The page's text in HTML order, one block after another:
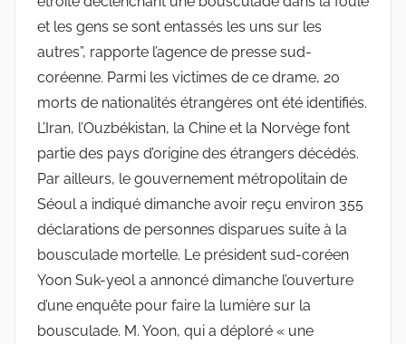
et les gens se sont entassés les uns sur les
autres”, rapporte l’agence de presse sud-
coréenne. Parmi les victimes de ce drame, 20
morts de nationalités étrangères ont été identifiés.
L’Iran, l’Ouzbékistan, la Chine et la Norvège font
partie des pays d’origine des étrangers décédés.
Par ailleurs, le gouvernement métropolitain de
Séoul a indiqué dimanche avoir reçu environ 355
déclarations de personnes disparues suite à la
bousculade mortelle. Le président sud-coréen
Yoon Suk-yeol a annoncé dimanche l’ouverture
d’une enquête pour faire la lumière sur la
bousculade. M. Yoon, qui a déploré « une